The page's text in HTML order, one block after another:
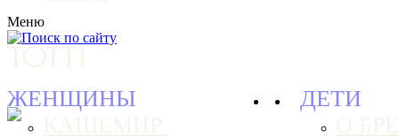
Меню
ЖЕНЩИНЫ
ДЕТИ